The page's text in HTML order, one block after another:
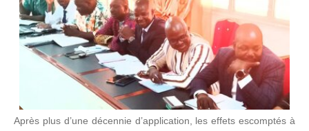
Après plus d’une décennie d’application, les effets escomptés à